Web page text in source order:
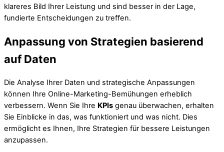
klareres Bild Ihrer Leistung und sind besser in der Lage,
fundierte Entscheidungen zu treffen.
Anpassung von Strategien basierend
auf Daten
Die Analyse Ihrer Daten und strategische Anpassungen
können Ihre Online-Marketing-Bemühungen erheblich
verbessern. Wenn Sie Ihre KPIs genau überwachen, erhalten
Sie Einblicke in das, was funktioniert und was nicht. Dies
ermöglicht es Ihnen, Ihre Strategien für bessere Leistungen
anzupassen.